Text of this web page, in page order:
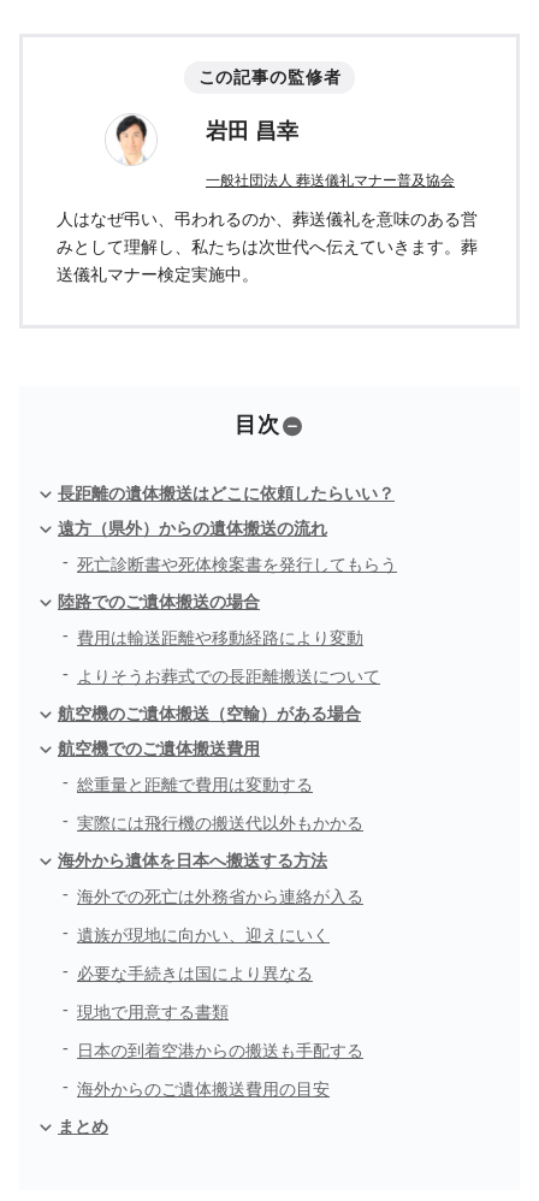
この記事の監修者
岩田 昌幸
一般社団法人 葬送儀礼マナー普及協会
人はなぜ弔い、弔われるのか、葬送儀礼を意味のある営
みとして理解し、私たちは次世代へ伝えていきます。葬
送儀礼マナー検定実施中。
目次
長距離の遺体搬送はどこに依頼したらいい？
遠方（県外）からの遺体搬送の流れ
死亡診断書や死体検案書を発行してもらう
陸路でのご遺体搬送の場合
費用は輸送距離や移動経路により変動
よりそうお葬式での長距離搬送について
航空機のご遺体搬送（空輸）がある場合
航空機でのご遺体搬送費用
総重量と距離で費用は変動する
実際には飛行機の搬送代以外もかかる
海外から遺体を日本へ搬送する方法
海外での死亡は外務省から連絡が入る
遺族が現地に向かい、迎えにいく
必要な手続きは国により異なる
現地で用意する書類
日本の到着空港からの搬送も手配する
海外からのご遺体搬送費用の目安
まとめ